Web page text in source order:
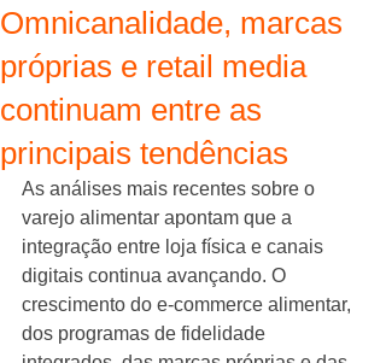
Omnicanalidade, marcas
próprias e retail media
continuam entre as
principais tendências
As análises mais recentes sobre o
varejo alimentar apontam que a
integração entre loja física e canais
digitais continua avançando. O
crescimento do e-commerce alimentar,
dos programas de fidelidade